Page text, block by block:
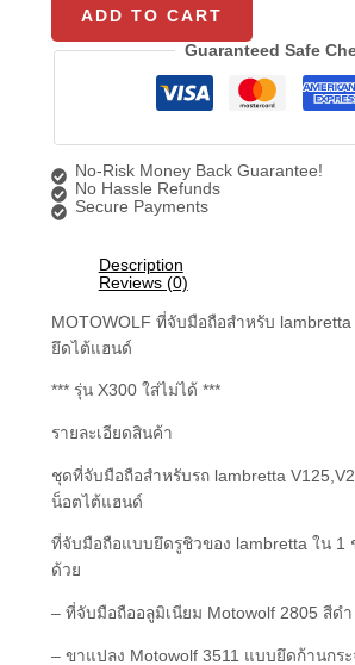
ADD TO CART
Guaranteed Safe
No-Risk Money Back Guarantee!
No Hassle Refunds
Secure Payments
Description
Reviews (0)
MOTOWOLF ที่จับมือถือสำหรับ
ยึดไต้แฮนด์
*** รุ่น X300 ใส่ไม่ได้ ***
รายละเอียดสินค้า
ชุดที่จับมือถือสำหรับรถ lambretta
น็อตไต้แฮนด์
ที่จับมือถือแบบยึดรูชิวของ lambretta ใน 1
ด้วย
– ที่จับมือถืออลูมิเนียม Motowolf 2805 สีดำ
– ขาแปลง Motowolf 3511 แบบยึดก้านกระ